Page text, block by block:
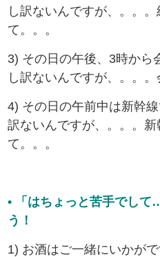
し訳ないんですが、。。
て。。。
3) その日の午後、3時か
し訳ないんですが、。。。
4) その日の午前中は新
訳ないんですが、。。。新
て。。。
• 「はちょっと苦手でし
う！
1) お酒はご一緒にいかがで